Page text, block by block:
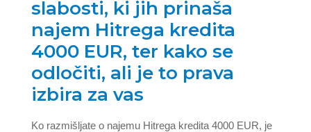
slabosti, ki jih prinaša
najem Hitrega kredita
4000 EUR, ter kako se
odločiti, ali je to prava
izbira za vas
Ko razmišljate o najemu Hitrega kredita 4000 EUR, je